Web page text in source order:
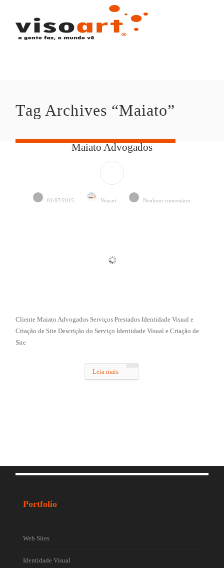
Tag Archives “Maiato”
Maiato Advogados
01/07/2015 Visoart Nenhum comentário
Cliente Maiato Advogados Serviços Prestados Identidade Visual e
Criação de Site Descrição do Serviço Identidade Visual e Criação de
Site
Leia mais
Portfolio
Web Sites
Identidade Visual